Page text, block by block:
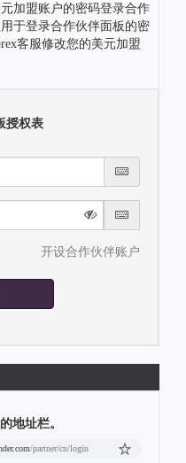
加盟账户的密码登录合作
于登录合作伙伴面板的密
客服修改您的美元加盟
授权表
开设合作伙伴账户
地址栏。
/partner/cn/login